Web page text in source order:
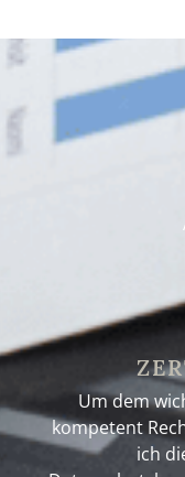
Um dem
kompetent
ich